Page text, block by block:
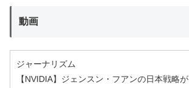
動画
ジャーナリズム
【NVIDIA】ジェンスン・フアンの日本戦略が